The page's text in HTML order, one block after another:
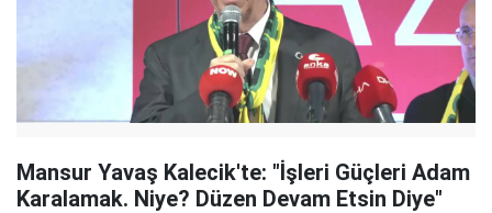
Mansur Yavaş Kalecik'te: "İşleri Güçleri Adam
Karalamak. Niye? Düzen Devam Etsin Diye"